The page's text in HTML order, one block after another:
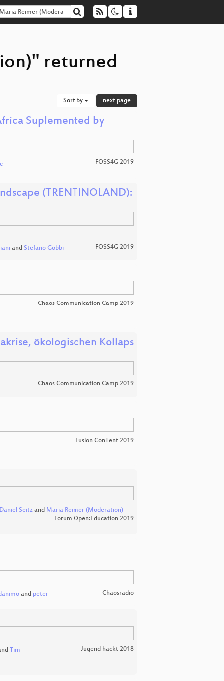
returned
Sort by next page
Suplemented by
FOSS4G 2019
(TRENTINOLAND):
and Stefano Gobbi FOSS4G 2019
Chaos Communication Camp 2019
ökologischen Kollaps
Chaos Communication Camp 2019
Fusion ConTent 2019
Daniel Seitz and Maria Reimer (Moderation)
Forum Open:Education 2019
and peter Chaosradio
Tim Jugend hackt 2018